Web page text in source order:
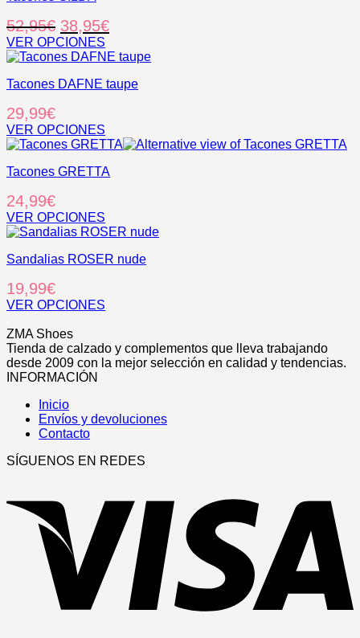
página
de
producto
Las
opciones
se
elegir
la
página
de
52,95€ El
precio
original
era:
38,95€El
actual
es:
VER OPCIONES
Este
tiene
variantes.
Las
opciones
pueden
en
la
página
producto
Tacones DAFNE taupe
29,99€
VER OPCIONES
Este
tiene
variantes.
Las
opciones
pueden
en
la
de
producto
Tacones GRETTA
24,99€
VER OPCIONES
Este
tiene
variantes.
Las
se
pueden
elegir
en
página
producto
Sandalias ROSER nude
19,99€
VER OPCIONES
producto
tiene
múltiples
variantes.
opciones
pueden
en
de
producto
ZMA Shoes
Tienda de calzado y complementos que lleva trabajando
desde 2009 con la mejor selección en calidad y tendencias.
INFORMACIÓN
Inicio
Envíos y devoluciones
Contacto
SÍGUENOS EN REDES